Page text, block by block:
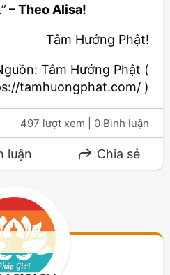
– Theo Alisa!
Tâm Hướng Phật!
Tâm Hướng Phật (
tamhuongphat.com/ )
497 lượt xem | 0 Bình luận
luận Chia sẻ